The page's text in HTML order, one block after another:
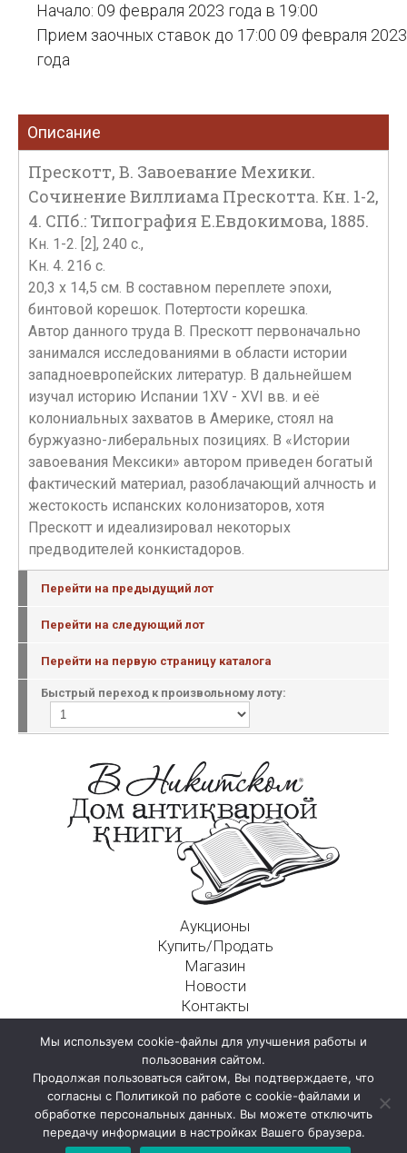
Начало: 09 февраля 2023 года в 19:00
Прием заочных ставок до 17:00 09 февраля 2023
года
Описание
Прескотт, В. Завоевание Мехики.
Сочинение Виллиама Прескотта. Кн. 1-2,
4. СПб.: Типография Е.Евдокимова, 1885.
Кн. 1-2. [2], 240 с.,
Кн. 4. 216 с.
20,3 х 14,5 см. В составном переплете эпохи,
бинтовой корешок. Потертости корешка.
Автор данного труда В. Прескотт первоначально
занимался исследованиями в области истории
западноевропейских литератур. В дальнейшем
изучал историю Испании 1XV - XVI вв. и её
колониальных захватов в Америке, стоял на
буржуазно-либеральных позициях. В «Истории
завоевания Мексики» автором приведен богатый
фактический материал, разоблачающий алчность и
жестокость испанских колонизаторов, хотя
Прескотт и идеализировал некоторых
предводителей конкистадоров.
Перейти на предыдущий лот
Перейти на следующий лот
Перейти на первую страницу каталога
Быстрый переход к произвольному лоту:
Аукционы
Купить/Продать
Магазин
Новости
Контакты
125009, г. Москва, Никитский пер., д. 4а, стр. 1
Мы используем cookie-файлы для улучшения работы и
пользования сайтом.
Продолжая пользоваться сайтом, Вы подтверждаете, что
согласны с Политикой по работе с cookie-файлами и
обработке персональных данных. Вы можете отключить
передачу информации в настройках Вашего браузера.